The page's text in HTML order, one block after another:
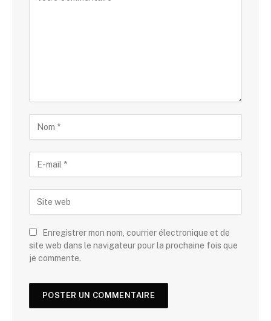
Enregistrer mon nom, courrier électronique et de
site web dans le navigateur pour la prochaine fois que
je commente.